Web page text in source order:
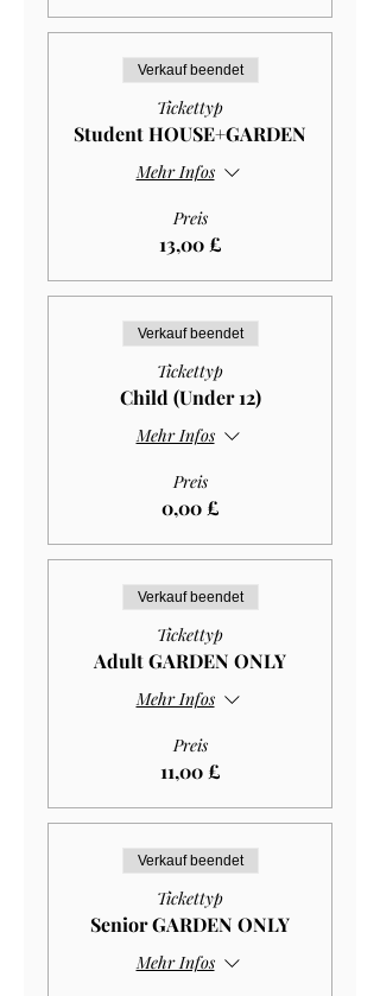
Verkauf beendet
Tickettyp
Student HOUSE+GARDEN
Mehr Infos
Preis
13,00 £
Verkauf beendet
Tickettyp
Child (Under 12)
Mehr Infos
Preis
0,00 £
Verkauf beendet
Tickettyp
Adult GARDEN ONLY
Mehr Infos
Preis
11,00 £
Verkauf beendet
Tickettyp
Senior GARDEN ONLY
Mehr Infos